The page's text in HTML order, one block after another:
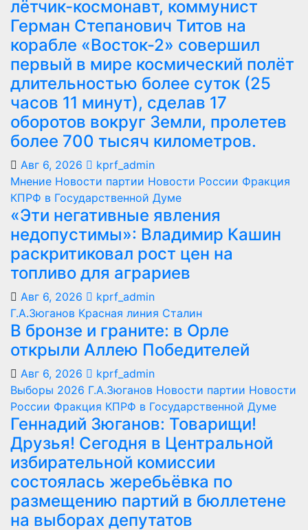
первый в мире космический полёт
длительностью более суток (25
часов 11 минут), сделав 17
оборотов вокруг Земли, пролетев
более 700 тысяч километров.
Авг 6, 2026
kprf_admin
МнениеНовости партии Новости РоссииФракция
КПРФ в Государственной Думе
«Эти негативные явления
недопустимы»: Владимир Кашин
раскритиковал рост цен на
топливо для аграриев
Авг 6, 2026
kprf_admin
Г.А.ЗюгановКрасная линияСталин
В бронзе и граните: в Орле
открыли Аллею Победителей
Авг 6, 2026
kprf_admin
Выборы 2026Г.А.ЗюгановНовости партии
РоссииФракция КПРФ в Государственной Думе
Геннадий Зюганов: Товарищи!
Друзья! Сегодня в Центральной
избирательной комиссии
состоялась жеребьёвка по
размещению партий в бюллетене
на выборах депутатов
Государственной Думы IX созыва.
Наш представитель первым
подошёл к лототрону – и КПРФ